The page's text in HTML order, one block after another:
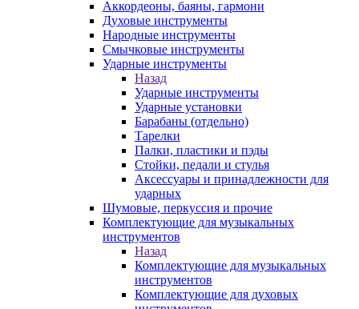
Аккордеоны, баяны, гармони
Духовые инструменты
Народные инструменты
Смычковые инструменты
Ударные инструменты
Назад
Ударные инструменты
Ударные установки
Барабаны (отдельно)
Тарелки
Палки, пластики и пэды
Стойки, педали и стулья
Аксессуары и принадлежности для
ударных
Шумовые, перкуссия и прочие
Комплектующие для музыкальных
инструментов
Назад
Комплектующие для музыкальных
инструментов
Комплектующие для духовых